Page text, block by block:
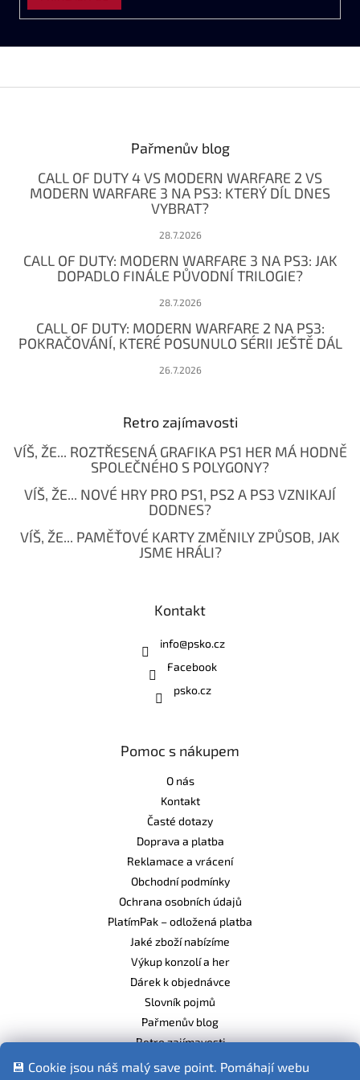
💾 Cookie jsou náš malý save point. Pomáhají webu
Pařmenův blog
CALL OF DUTY 4 VS MODERN WARFARE 2 VS
MODERN WARFARE 3 NA PS3: KTERÝ DÍL DNES
VYBRAT?
28.7.2026
CALL OF DUTY: MODERN WARFARE 3 NA PS3: JAK
DOPADLO FINÁLE PŮVODNÍ TRILOGIE?
28.7.2026
CALL OF DUTY: MODERN WARFARE 2 NA PS3:
POKRAČOVÁNÍ, KTERÉ POSUNULO SÉRII JEŠTĚ DÁL
26.7.2026
Retro zajímavosti
VÍŠ, ŽE... ROZTŘESENÁ GRAFIKA PS1 HER MÁ HODNĚ
SPOLEČNÉHO S POLYGONY?
VÍŠ, ŽE... NOVÉ HRY PRO PS1, PS2 A PS3 VZNIKAJÍ
DODNES?
VÍŠ, ŽE... PAMĚŤOVÉ KARTY ZMĚNILY ZPŮSOB, JAK
JSME HRÁLI?
Kontakt
info@psko.cz
Facebook
psko.cz
Pomoc s nákupem
O nás
Kontakt
Časté dotazy
Doprava a platba
Reklamace a vrácení
Obchodní podmínky
Ochrana osobních údajů
PlatímPak – odložená platba
Jaké zboží nabízíme
Výkup konzolí a her
Dárek k objednávce
Slovník pojmů
Pařmenův blog
Retro zajímavosti
Balíme ekologicky